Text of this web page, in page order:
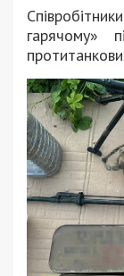
гарячому»